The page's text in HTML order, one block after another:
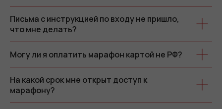
Письма с инструкцией по входу не пришло,
что мне делать?
Могу ли я оплатить марафон картой не РФ?
На какой срок мне открыт доступ к
марафону?